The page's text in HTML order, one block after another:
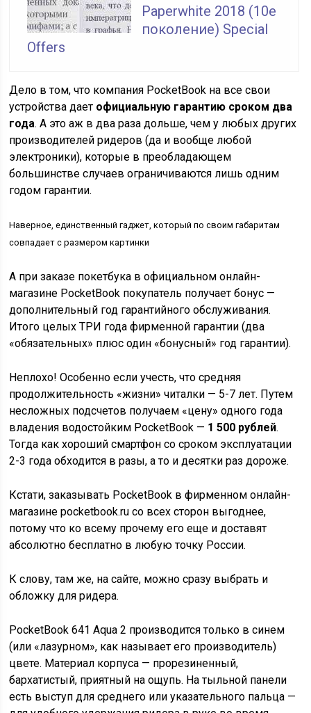
Paperwhite 2018 (10е
поколение) Special
Offers
Дело в том, что компания PocketBook на все свои
устройства дает официальную гарантию сроком два
года. А это аж в два раза дольше, чем у любых других
производителей ридеров (да и вообще любой
электроники), которые в преобладающем
большинстве случаев ограничиваются лишь одним
годом гарантии.
Наверное, единственный гаджет, который по своим габаритам
совпадает с размером картинки
А при заказе покетбука в официальном онлайн-
магазине PocketBook покупатель получает бонус —
дополнительный год гарантийного обслуживания.
Итого целых ТРИ года фирменной гарантии (два
«обязательных» плюс один «бонусный» год гарантии).
Неплохо! Особенно если учесть, что средняя
продолжительность «жизни» читалки — 5-7 лет. Путем
несложных подсчетов получаем «цену» одного года
владения водостойким PocketBook — 1 500 рублей.
Тогда как хороший смартфон со сроком эксплуатации
2-3 года обходится в разы, а то и десятки раз дороже.
Кстати, заказывать PocketBook в фирменном онлайн-
магазине pocketbook.ru со всех сторон выгоднее,
потому что ко всему прочему его еще и доставят
абсолютно бесплатно в любую точку России.
К слову, там же, на сайте, можно сразу выбрать и
обложку для ридера.
PocketBook 641 Aqua 2 производится только в синем
(или «лазурном», как называет его производитель)
цвете. Материал корпуса — прорезиненный,
бархатистый, приятный на ощупь. На тыльной панели
есть выступ для среднего или указательного пальца —